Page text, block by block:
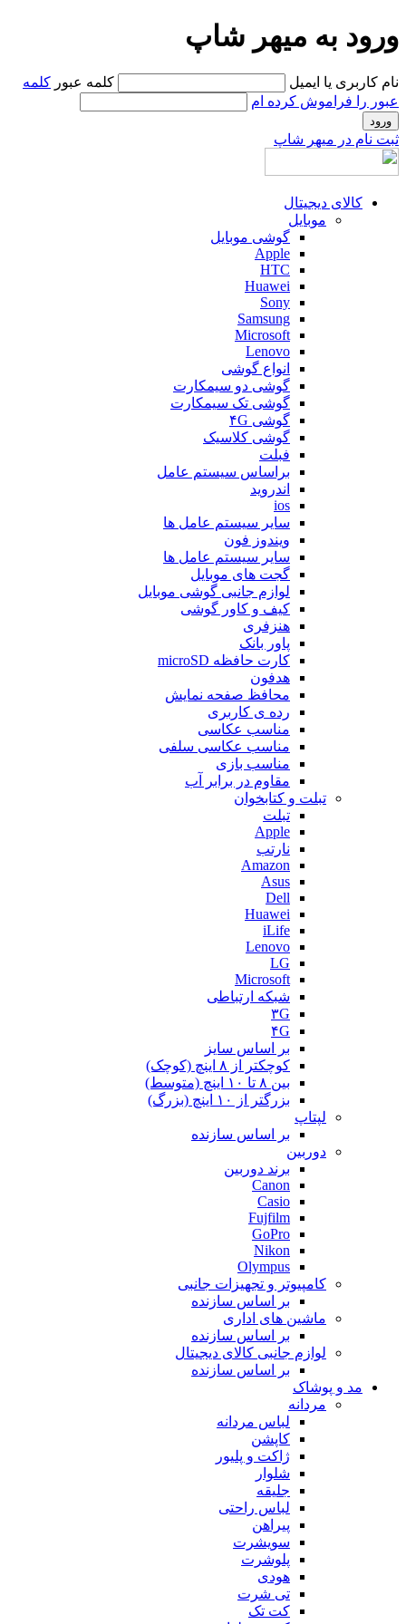
ورود به میهر شاپ
نام کاربری یا ایمیل کلمه عبور کلمه
عبور را فراموش کرده ام
ثبت نام در میهر شاپ
کالای دیجیتال
موبایل
گوشی موبایل
Apple
HTC
Huawei
Sony
Samsung
Microsoft
Lenovo
انواع گوشی
گوشی دو سیمکارت
گوشی تک سیمکارت
گوشی ۴G
گوشی کلاسیک
فبلت
براساس سیستم عامل
اندروید
ios
سایر سیستم عامل ها
ویندوز فون
سایر سیستم عامل ها
گجت های موبایل
لوازم جانبی گوشی موبایل
کیف و کاور گوشی
هنزفری
پاور بانک
کارت حافظه microSD
هدفون
محافظ صفحه نمایش
رده ی کاربری
مناسب عکاسی
مناسب عکاسی سلفی
مناسب بازی
مقاوم در برابر آب
تبلت و کتابخوان
تبلت
Apple
نارتب
Amazon
Asus
Dell
Huawei
iLife
Lenovo
LG
Microsoft
شبکه ارتباطی
۳G
۴G
بر اساس سایز
کوچکتر از ۸ اینچ (کوچک)
بین ۸ تا ۱۰ اینچ (متوسط)
بزرگتر از ۱۰ اینچ (بزرگ)
لپتاپ
بر اساس سازنده
دوربین
برند دوربین
Canon
Casio
Fujfilm
GoPro
Nikon
Olympus
کامپیوتر و تجهیزات جانبی
بر اساس سازنده
ماشین های اداری
بر اساس سازنده
لوازم جانبی کالای دیجیتال
بر اساس سازنده
مد و پوشاک
مردانه
لباس مردانه
کاپشن
ژاکت و پلیور
شلوار
جلیقه
لباس راحتی
پیراهن
سویشرت
پلوشرت
هودی
تی شرت
کت تک